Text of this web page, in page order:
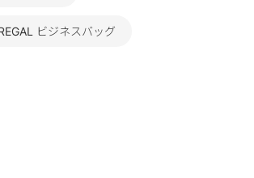
ビジネスバッグ